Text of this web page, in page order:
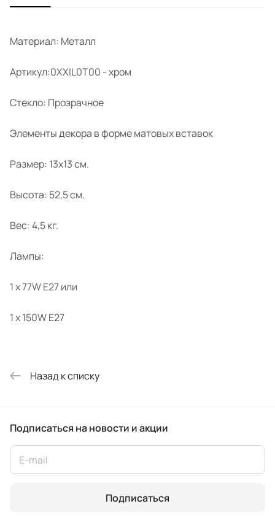
Материал: Металл
Артикул:0XXIL0T00 - хром
Стекло: Прозрачное
Элементы декора в форме матовых вставок
Размер: 13x13 см.
Высота: 52,5 см.
Вес: 4,5 кг.
Лампы:
1 x 77W E27 или
1 x 150W E27
Назад к списку
Подписаться на новости и акции
Подписаться